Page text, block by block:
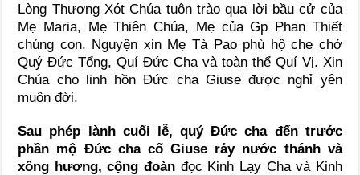
Lòng Thương Xót Chúa tuôn trào qua lời bầu cử của
Mẹ Maria, Mẹ Thiên Chúa, Mẹ của Gp Phan Thiết
chúng con. Nguyện xin Mẹ Tà Pao phù hộ che chở
Quý Đức Tổng, Quí Đức Cha và toàn thể Quí Vị. Xin
Chúa cho linh hồn Đức cha Giuse được nghỉ yên
muôn đời.
Sau phép lành cuối lễ, quý Đức cha đến trước
phần mộ Đức cha cố Giuse rảy nước thánh và
xông hương, cộng đoàn đọc Kinh Lạy Cha và Kinh